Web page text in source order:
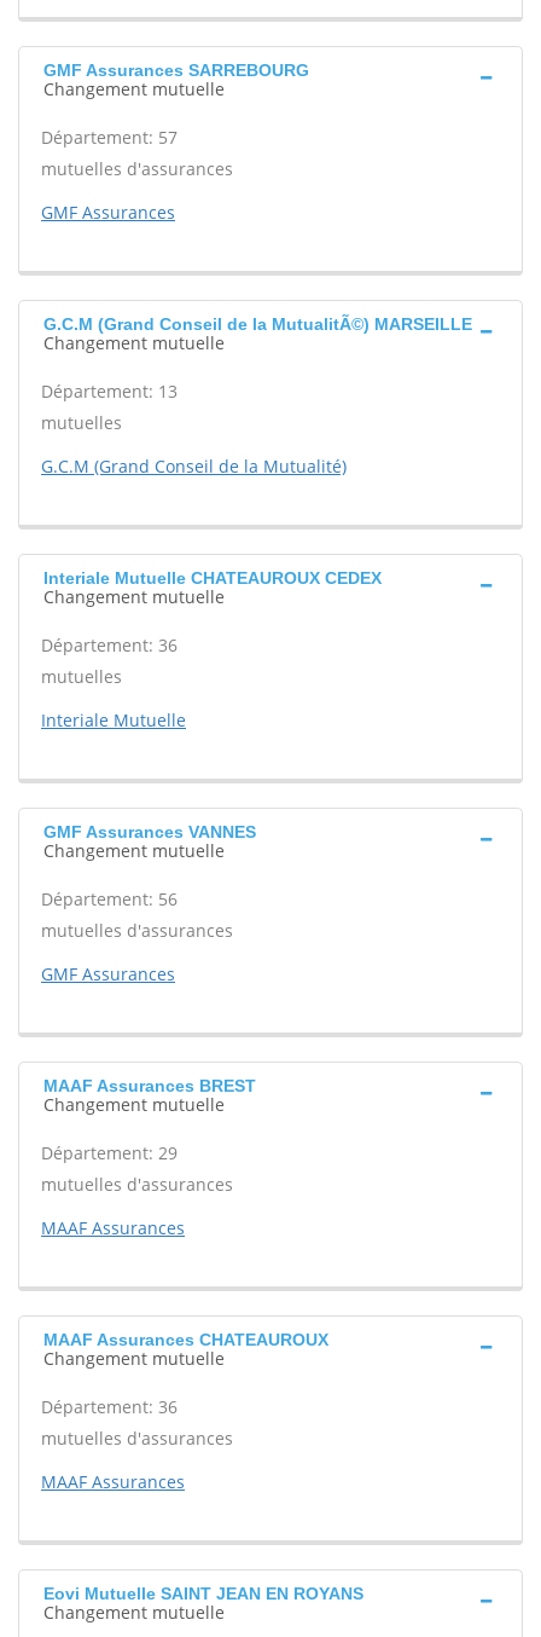
GMF Assurances SARREBOURG
Changement mutuelle
Département: 57
mutuelles d'assurances
GMF Assurances
G.C.M (Grand Conseil de la MutualitÃ©) MARSEILLE
Changement mutuelle
Département: 13
mutuelles
G.C.M (Grand Conseil de la Mutualité)
Interiale Mutuelle CHATEAUROUX CEDEX
Changement mutuelle
Département: 36
mutuelles
Interiale Mutuelle
GMF Assurances VANNES
Changement mutuelle
Département: 56
mutuelles d'assurances
GMF Assurances
MAAF Assurances BREST
Changement mutuelle
Département: 29
mutuelles d'assurances
MAAF Assurances
MAAF Assurances CHATEAUROUX
Changement mutuelle
Département: 36
mutuelles d'assurances
MAAF Assurances
Eovi Mutuelle SAINT JEAN EN ROYANS
Changement mutuelle